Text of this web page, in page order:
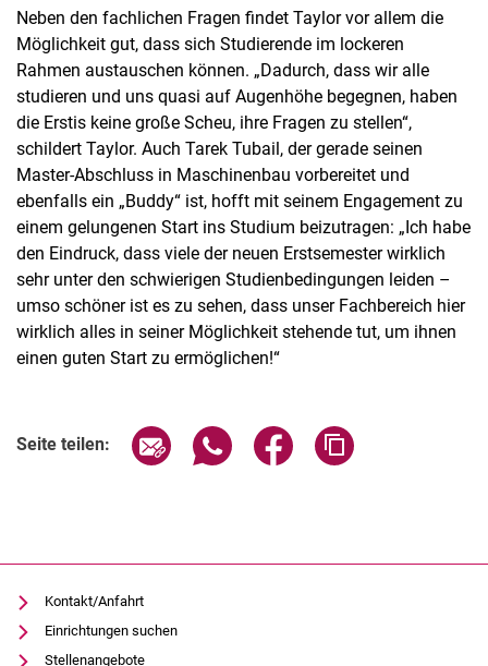
Neben den fachlichen Fragen findet Taylor vor allem die
Möglichkeit gut, dass sich Studierende im lockeren
Rahmen austauschen können. „Dadurch, dass wir alle
studieren und uns quasi auf Augenhöhe begegnen, haben
die Erstis keine große Scheu, ihre Fragen zu stellen“,
schildert Taylor. Auch Tarek Tubail, der gerade seinen
Master-Abschluss in Maschinenbau vorbereitet und
ebenfalls ein „Buddy“ ist, hofft mit seinem Engagement zu
einem gelungenen Start ins Studium beizutragen: „Ich habe
den Eindruck, dass viele der neuen Erstsemester wirklich
sehr unter den schwierigen Studienbedingungen leiden –
umso schöner ist es zu sehen, dass unser Fachbereich hier
wirklich alles in seiner Möglichkeit stehende tut, um ihnen
einen guten Start zu ermöglichen!“
Seite teilen: Seite über E-Mail teilen
Seite über WhatsApp teilen
Seite über Facebook
Kontakt/Anfahrt
Einrichtungen suchen
Stellenangebote